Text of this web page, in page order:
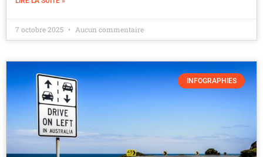
7 octobre 2025 Aucun commentaire
INFOGRAPHIES